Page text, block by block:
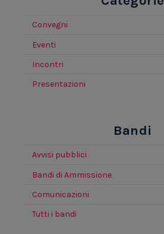
Convegni
Eventi
Incontri
Presentazioni
Bandi
Avvisi pubblici
Bandi di Ammissione
Comunicazioni
Tutti i bandi